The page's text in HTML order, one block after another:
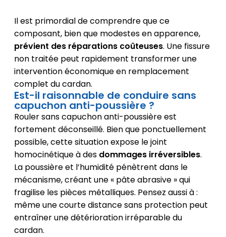
Il est primordial de comprendre que ce
composant, bien que modestes en apparence,
prévient des réparations coûteuses. Une fissure
non traitée peut rapidement transformer une
intervention économique en remplacement
complet du cardan.
Est-il raisonnable de conduire sans
capuchon anti-poussière ?
Rouler sans capuchon anti-poussière est
fortement déconseillé. Bien que ponctuellement
possible, cette situation expose le joint
homocinétique à des dommages irréversibles.
La poussière et l’humidité pénètrent dans le
mécanisme, créant une « pâte abrasive » qui
fragilise les pièces métalliques. Pensez aussi à :
même une courte distance sans protection peut
entraîner une détérioration irréparable du
cardan.